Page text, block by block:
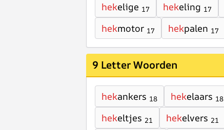
hekelige 17 hekeling 17
hekmotor 17 hekpalen 17
9 Letter Woorden
hekankers 18 hekelaars 18
hekeltjes 21 hekelvers 21